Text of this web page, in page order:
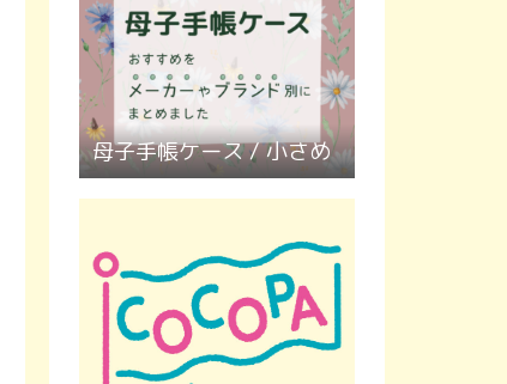
母子手帳ケース / 小さめ